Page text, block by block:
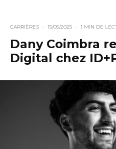
CARRIÈRES · 15/05/2025 · 1 MIN DE
Dany Coimbra
Digital chez